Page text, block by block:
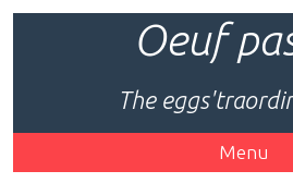
Oeuf
The
Menu